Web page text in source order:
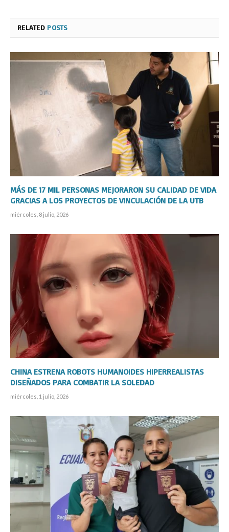
RELATED POSTS
MÁS DE 17 MIL PERSONAS MEJORARON SU CALIDAD DE VIDA
GRACIAS A LOS PROYECTOS DE VINCULACIÓN DE LA UTB
miércoles, 8 julio, 2026
CHINA ESTRENA ROBOTS HUMANOIDES HIPERREALISTAS
DISEÑADOS PARA COMBATIR LA SOLEDAD
miércoles, 1 julio, 2026